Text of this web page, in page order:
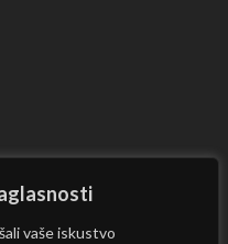
vaše iskustvo